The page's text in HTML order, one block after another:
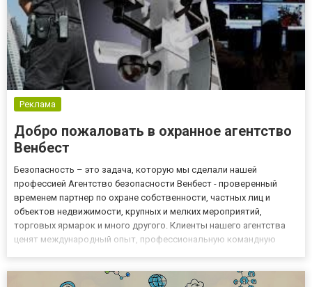
Реклама
Добро пожаловать в охранное агентство
Венбест
Безопасность – это задача, которую мы сделали нашей
профессией Агентство безопасности Венбест - проверенный
временем партнер по охране собственности, частных лиц и
объектов недвижимости, крупных и мелких мероприятий,
торговых ярмарок и много другого. Клиенты нашего агентства
ценят международный опыт, профессиональную командную
доверия. Охранное а...